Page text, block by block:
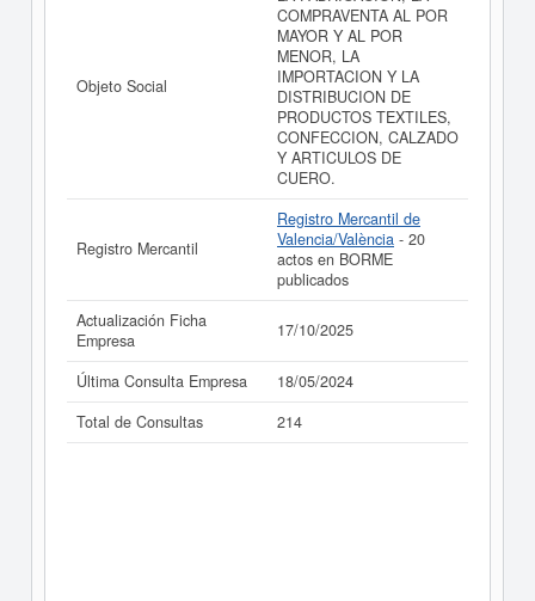
Objeto Social
COMPRAVENTA AL POR
MAYOR Y AL POR
MENOR, LA
IMPORTACION Y LA
DISTRIBUCION DE
PRODUCTOS TEXTILES,
CONFECCION, CALZADO
Y ARTICULOS DE
CUERO.
Registro Mercantil
Registro Mercantil de
Valencia/València - 20
actos en BORME
publicados
Actualización Ficha
Empresa
17/10/2025
Última Consulta Empresa
18/05/2024
Total de Consultas
214